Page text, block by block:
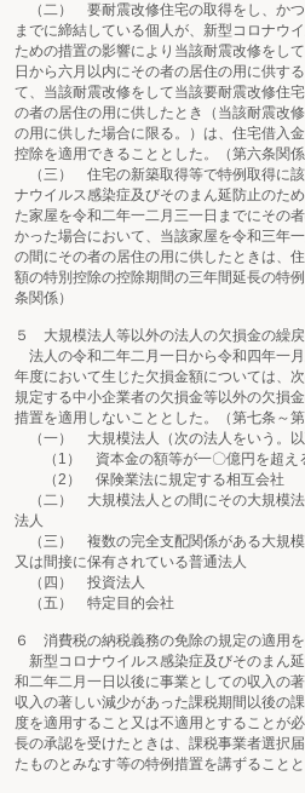
（二） 要耐震改修住宅の取得をし、かつ
までに締結している個人が、新型コロナウ
ための措置の影響により当該耐震改修をし
日から六月以内にその者の居住の用に供す
て、当該耐震改修をして当該要耐震改修住
の者の居住の用に供したとき（当該耐震改
の用に供した場合に限る。）は、住宅借入
控除を適用できることとした。（第六条関係
（三） 住宅の新築取得等で特例取得に該
ナウイルス感染症及びそのまん延防止のた
た家屋を令和二年一二月三一日までにその
かった場合において、当該家屋を令和三年
の間にその者の居住の用に供したときは、
額の特別控除の控除期間の三年間延長の特
条関係）
５ 大規模法人等以外の法人の欠損金の繰
法人の令和二年二月一日から令和四年一
年度において生じた欠損金額については、
規定する中小企業者の欠損金等以外の欠損
措置を適用しないこととした。（第七条～第
（一） 大規模法人（次の法人をいう。以
（1） 資本金の額等が一〇億円を超え
（2） 保険業法に規定する相互会社
（二） 大規模法人との間にその大規模法
法人
（三） 複数の完全支配関係がある大規
又は間接に保有されている普通法人
（四） 投資法人
（五） 特定目的会社
６ 消費税の納税義務の免除の規定の適用
新型コロナウイルス感染症及びそのまん
和二年二月一日以後に事業としての収入の
収入の著しい減少があった課税期間以後の
度を適用すること又は不適用とすることが
長の承認を受けたときは、課税事業者選択
たものとみなす等の特例措置を講ずること